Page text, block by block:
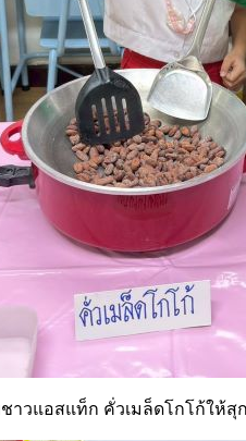
วแอสแท็ก คั่วเมล็ดโกโก้ให้สุ